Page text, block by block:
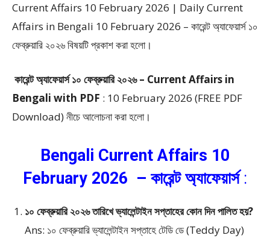
Current Affairs 10 February 2026 | Daily Current
Affairs in Bengali 10 February 2026 – কারেন্ট অ্যাফেয়ার্স ১০
ফেব্রুয়ারি ২০২৬ বিষয়টি প্রকাশ করা হলো।
কারেন্ট অ্যাফেয়ার্স ১০ ফেব্রুয়ারি ২০২৬ – Current Affairs in
Bengali with PDF : 10 February 2026 (FREE PDF
Download) নীচে আলোচনা করা হলো।
Bengali Current Affairs 10
February 2026 – কারেন্ট অ্যাফেয়ার্স :
১০ ফেব্রুয়ারি ২০২৬ তারিখে ভ্যালেন্টাইন সপ্তাহের কোন দিন পালিত হয়?
Ans: ১০ ফেব্রুয়ারি ভ্যালেন্টাইন সপ্তাহে টেডি ডে (Teddy Day)